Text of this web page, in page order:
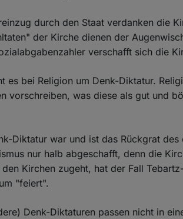
durch den Staat verdanken die
der Kirche dienen der
verschafft sich die
es bei Religion um Denk-Diktatur.
vorschreiben, was diese als gut und
Diktatur war und ist das Rückgrat des
nur halb abgeschafft, denn die
Kirchen zugeht, hat der Fall
"feiert".
Denk-Diktaturen passen nicht in